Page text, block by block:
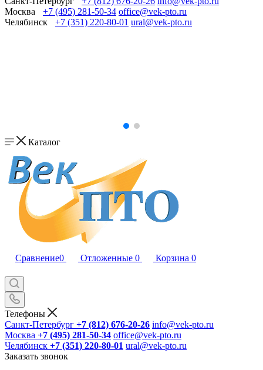
Москва
+7 (495) 281-50-34 office@vek-pto.ru
Челябинск
+7 (351) 220-80-01 ural@vek-pto.ru
Каталог
Сравнение0 Отложенные 0 Корзина 0
Телефоны
Санкт-Петербург +7 (812) 676-20-26 info@vek-pto.ru
Москва +7 (495) 281-50-34 office@vek-pto.ru
Челябинск +7 (351) 220-80-01 ural@vek-pto.ru
Заказать звонок